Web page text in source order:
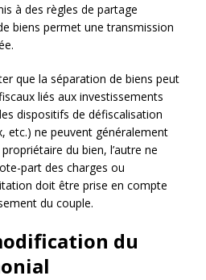
à des règles de partage
biens permet une transmission
que la séparation de biens peut
liés aux investissements
dispositifs de défiscalisation
etc.) ne peuvent généralement
du bien, l’autre ne
part des charges ou
doit être prise en compte
du couple.
du